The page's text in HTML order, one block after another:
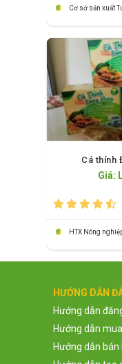
Cơ sở sản xuất
Cá thính
Giá:
HTX Nông
HƯỚNG DẪN
Hướng dẫn
Hướng dẫn
Hướng dẫn bán